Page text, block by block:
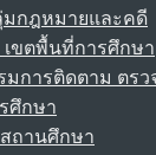
มกฎหมายและคดี
เขตพื้นที่การศึกษา
การติดตาม ตรว
ศึกษา
ถานศึกษา